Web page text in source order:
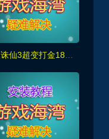
斗破诛仙3超变打金18职业精修版，GM工具+网页注册+安装教程